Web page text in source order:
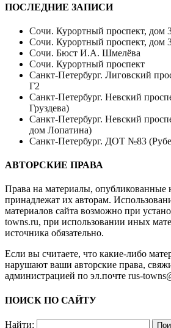
ПОСЛЕДНИЕ ЗАПИСИ
Сочи. Курортный проспект, дом
Сочи. Курортный проспект, дом
Сочи. Бюст И.А. Шмелёва
Сочи. Курортный проспект
Санкт-Петербург. Лиговский
Г2
Санкт-Петербург. Невский
Груздева)
Санкт-Петербург. Невский
дом Лопатина)
Санкт-Петербург. ДОТ №83
АВТОРСКИЕ ПРАВА
Права на материалы, опубликованные
принадлежат их авторам.
материалов сайта возможно при
towns.ru, при использовании иных
источника обязательно.
Если вы считаете, что какие-либо
нарушают ваши авторские права,
администрацией по эл.почте rus-
ПОИСК ПО САЙТУ
Найти: